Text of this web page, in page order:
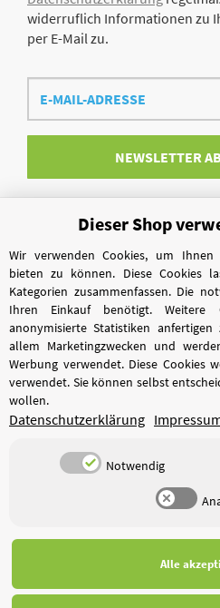
widerruflich Informationen zu
per E-Mail zu.
E-
Mail-
Adresse
NEWSLETTER
Vertrag
*Alle Preise inkl.
Dieser Shop
Wir verwenden Cookies, um Ihnen
bieten zu können. Diese Cookies
Kategorien zusammenfassen. Die
Ihren Einkauf benötigt. Weitere
anonymisierte Statistiken
allem Marketingzwecken und
Werbung verwendet. Diese Cookies
verwendet. Sie können selbst
wollen.
Datenschutzerklärung
Notwendig
Alle